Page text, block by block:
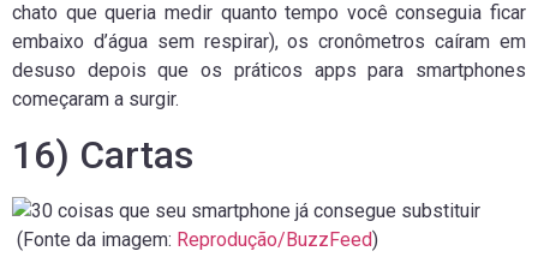
chato que queria medir quanto tempo você conseguia ficar
embaixo d’água sem respirar), os cronômetros caíram em
desuso depois que os práticos apps para smartphones
começaram a surgir.
16) Cartas
(Fonte da imagem: Reprodução/BuzzFeed)